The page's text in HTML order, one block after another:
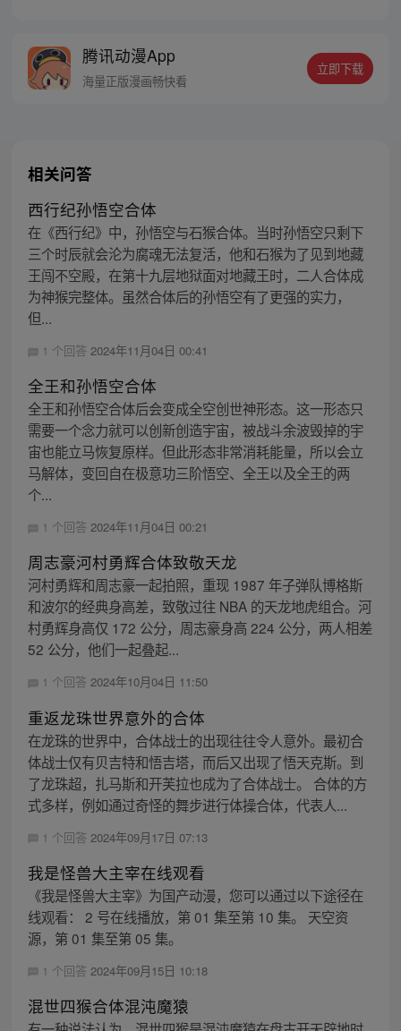
腾讯动漫App
海量正版漫画畅快看
立即下载
相关问答
西行纪孙悟空合体
在《西行纪》中，孙悟空与石猴合体。当时孙悟空只剩下
三个时辰就会沦为腐魂无法复活，他和石猴为了见到地藏
王闯不空殿，在第十九层地狱面对地藏王时，二人合体成
为神猴完整体。虽然合体后的孙悟空有了更强的实力，
但...
1 个回答 2024年11月04日 00:41
全王和孙悟空合体
全王和孙悟空合体后会变成全空创世神形态。这一形态只
需要一个念力就可以创新创造宇宙，被战斗余波毁掉的宇
宙也能立马恢复原样。但此形态非常消耗能量，所以会立
马解体，变回自在极意功三阶悟空、全王以及全王的两
个...
1 个回答 2024年11月04日 00:21
周志豪河村勇辉合体致敬天龙
河村勇辉和周志豪一起拍照，重现 1987 年子弹队博格斯
和波尔的经典身高差，致敬过往 NBA 的天龙地虎组合。河
村勇辉身高仅 172 公分，周志豪身高 224 公分，两人相差
52 公分，他们一起叠起...
1 个回答 2024年10月04日 11:50
重返龙珠世界意外的合体
在龙珠的世界中，合体战士的出现往往令人意外。最初合
体战士仅有贝吉特和悟吉塔，而后又出现了悟天克斯。到
了龙珠超，扎马斯和开芙拉也成为了合体战士。 合体的方
式多样，例如通过奇怪的舞步进行体操合体，代表人...
1 个回答 2024年09月17日 07:13
我是怪兽大主宰在线观看
《我是怪兽大主宰》为国产动漫，您可以通过以下途径在
线观看： 2 号在线播放，第 01 集至第 10 集。 天空资
源，第 01 集至第 05 集。
1 个回答 2024年09月15日 10:18
混世四猴合体混沌魔猿